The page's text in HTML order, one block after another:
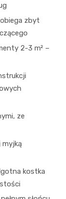
zbyt
2-3 m² –
ze
myjką
kostka